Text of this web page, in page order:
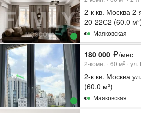
2-к кв. Москва
20-22С2 (60.0 м²)
Маяковская
180 000 /мес
2-комн. 60 м2 ул.
2-к кв. Москва
(60.0 м²)
Маяковская